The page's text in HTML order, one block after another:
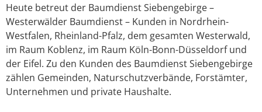
Heute betreut der Baumdienst Siebengebirge –
Westerwälder Baumdienst – Kunden in Nordrhein-
Westfalen, Rheinland-Pfalz, dem gesamten Westerwald,
im Raum Koblenz, im Raum Köln-Bonn-Düsseldorf und
der Eifel. Zu den Kunden des Baumdienst Siebengebirge
zählen Gemeinden, Naturschutzverbände, Forstämter,
Unternehmen und private Haushalte.